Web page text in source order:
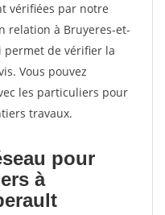
vérifiées par notre
relation à Bruyeres-et-
permet de vérifier la
Vous pouvez
les particuliers pour
travaux.
pour
à